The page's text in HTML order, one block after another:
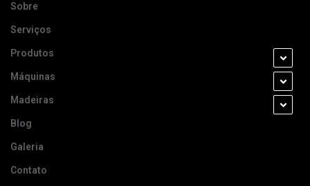
Sobre
Serviços
Produtos
Máquinas
Madeiras
Blog
Galeria
Contato